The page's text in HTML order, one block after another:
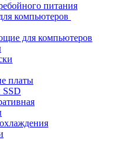
питания
компьютеров
для компьютеров
платы
SSD